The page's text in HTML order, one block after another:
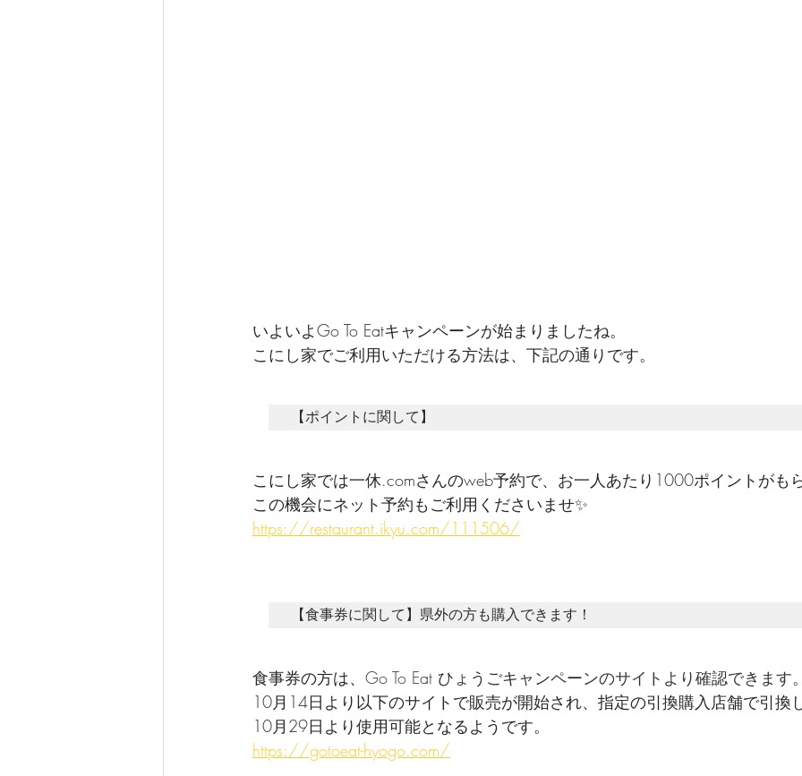
いよいよGo To Eatキャンペーンが始まりましたね。
こにし家でご利用いただける方法は、下記の通りです。
【ポイントに関して】
こにし家では一休.comさんのweb予約で、お一人あたり1000ポイントがも
この機会にネット予約もご利用くださいませ✨
https://restaurant.ikyu.com/111506/
【食事券に関して】県外の方も購入できます！
食事券の方は、 Go To Eat ひょうごキャンペーンのサイトより確認できます
10月14日より以下のサイトで販売が開始され、指定の引換購入店舗で引換
10月29日より使用可能となるようです。
https://gotoeat-hyogo.com/